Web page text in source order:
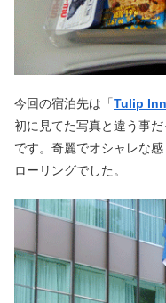
今回の宿泊先は「Tulip
初に見てた写真と違う事
です。奇麗でオシャレな
ローリングでした。